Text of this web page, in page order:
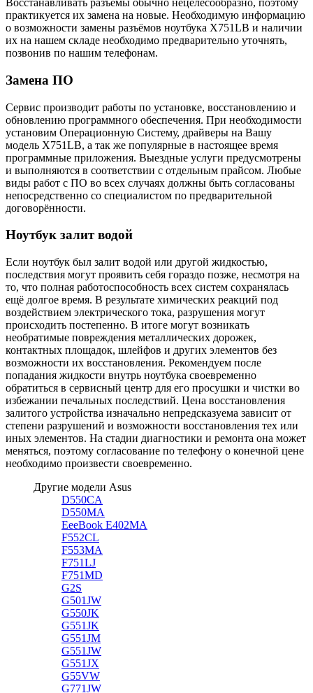
Восстанавливать разъёмы обычно нецелесообразно, поэтому
практикуется их замена на новые. Необходимую информацию
о возможности замены разъёмов ноутбука X751LB и наличии
их на нашем складе необходимо предварительно уточнять,
позвонив по нашим телефонам.
Замена ПО
Сервис производит работы по установке, восстановлению и
обновлению программного обеспечения. При необходимости
установим Операционную Систему, драйверы на Вашу
модель X751LB, а так же популярные в настоящее время
программные приложения. Выездные услуги предусмотрены
и выполняются в соответствии с отдельным прайсом. Любые
виды работ с ПО во всех случаях должны быть согласованы
непосредственно со специалистом по предварительной
договорённости.
Ноутбук залит водой
Если ноутбук был залит водой или другой жидкостью,
последствия могут проявить себя гораздо позже, несмотря на
то, что полная работоспособность всех систем сохранялась
ещё долгое время. В результате химических реакций под
воздействием электрического тока, разрушения могут
происходить постепенно. В итоге могут возникать
необратимые повреждения металлических дорожек,
контактных площадок, шлейфов и других элементов без
возможности их восстановления. Рекомендуем после
попадания жидкости внутрь ноутбука своевременно
обратиться в сервисный центр для его просушки и чистки во
избежании печальных последствий. Цена восстановления
залитого устройства изначально непредсказуема зависит от
степени разрушений и возможности восстановления тех или
иных элементов. На стадии диагностики и ремонта она может
меняться, поэтому согласование по телефону о конечной цене
необходимо произвести своевременно.
Другие модели Asus
D550CA
D550MA
EeeBook E402MA
F552CL
F553MA
F751LJ
F751MD
G2S
G501JW
G550JK
G551JK
G551JM
G551JW
G551JX
G55VW
G771JW